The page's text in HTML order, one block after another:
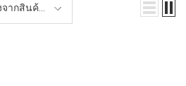
จากสินค้า
เก่า